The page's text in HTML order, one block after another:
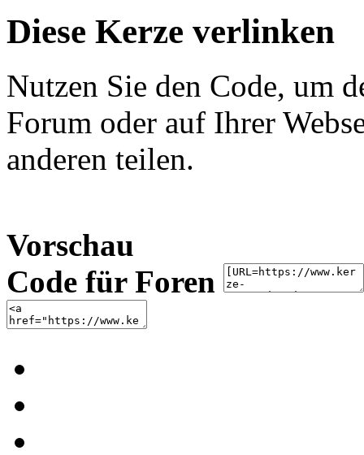
Diese Kerze verlinken
Nutzen Sie den Code, um
Forum oder auf Ihrer
anderen teilen.
Vorschau
Code für Foren